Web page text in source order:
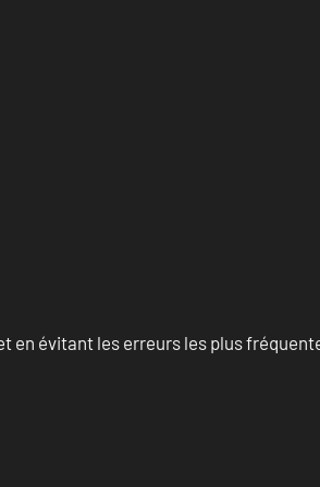
en évitant les erreurs les plus